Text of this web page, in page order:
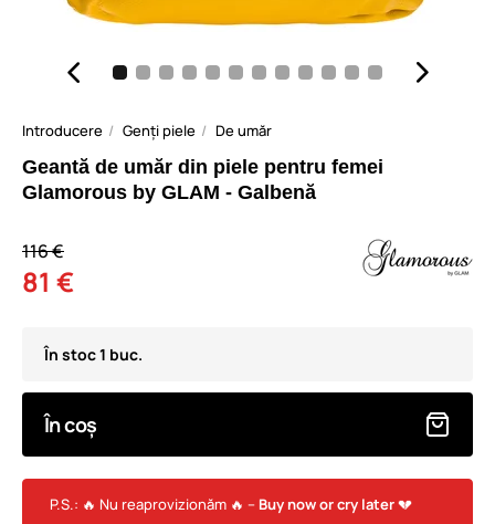
Introducere Genți piele De umăr
Geantă de umăr din piele pentru femei
Glamorous by GLAM - Galbenă
116 €
81 €
În stoc 1 buc.
În coș
P.S.: 🔥 Nu reaprovizionăm 🔥 – Buy now or cry later💔